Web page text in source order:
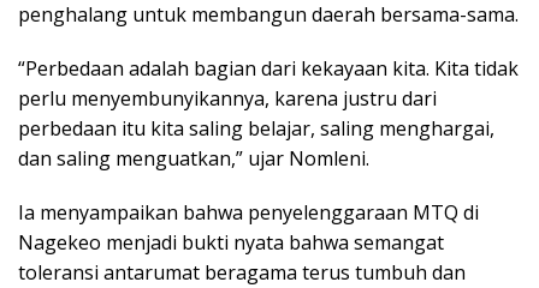
penghalang untuk membangun daerah bersama-sama.
“Perbedaan adalah bagian dari kekayaan kita. Kita tidak
perlu menyembunyikannya, karena justru dari
perbedaan itu kita saling belajar, saling menghargai,
dan saling menguatkan,” ujar Nomleni.
Ia menyampaikan bahwa penyelenggaraan MTQ di
Nagekeo menjadi bukti nyata bahwa semangat
toleransi antarumat beragama terus tumbuh dan